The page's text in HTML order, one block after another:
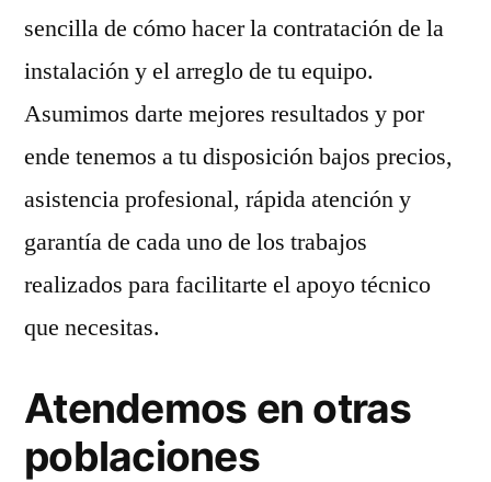
sencilla de cómo hacer la contratación de la
instalación y el arreglo de tu equipo.
Asumimos darte mejores resultados y por
ende tenemos a tu disposición bajos precios,
asistencia profesional, rápida atención y
garantía de cada uno de los trabajos
realizados para facilitarte el apoyo técnico
que necesitas.
Atendemos en otras
poblaciones